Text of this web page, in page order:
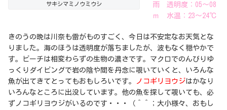
サキシマミノウミウシ
雨 透明度：05～08
ｍ 水温：23～24℃
きのうの晩は川奈も雷がものすごく、今日は不安定なお天気とな
りました。海のほうは透明度が落ちましたが、波もなく穏やかで
す。ビーチは相変わらずの生物の濃さです。マクロでのんびりゆ
っくりダイビングで岩の陰や間を丹念に覗いていくと、いろんな
魚が出てきてとってもおもしろいです。
ノコギリヨウジはかなり
いろんなところに出没しています。他の魚を探して覗いても、必
ずノコギリヨウジがいるのです・・・（＾＾；大小様々、おもし